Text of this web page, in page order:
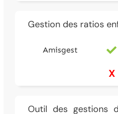
Gestion des ratios
Amisgest
X
Outil des gestions